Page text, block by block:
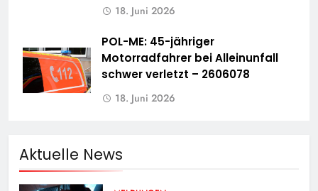
18. Juni 2026
POL-ME: 45-jähriger
Motorradfahrer bei Alleinunfall
schwer verletzt – 2606078
18. Juni 2026
Aktuelle News